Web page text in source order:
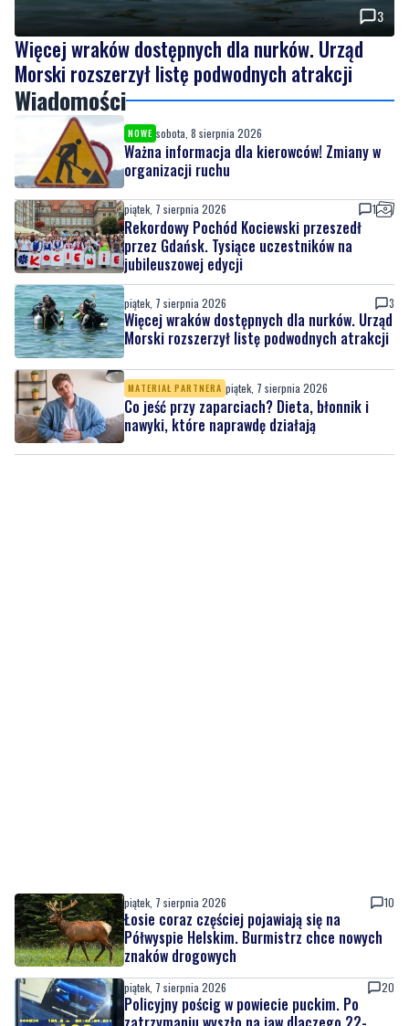
3
Więcej wraków dostępnych dla nurków. Urząd
Morski rozszerzył listę podwodnych atrakcji
Wiadomości
NOWE sobota, 8 sierpnia 2026
Ważna informacja dla kierowców! Zmiany w
organizacji ruchu
piątek, 7 sierpnia 2026 1
Rekordowy Pochód Kociewski przeszedł
przez Gdańsk. Tysiące uczestników na
jubileuszowej edycji
piątek, 7 sierpnia 2026 3
Więcej wraków dostępnych dla nurków. Urząd
Morski rozszerzył listę podwodnych atrakcji
MATERIAŁ PARTNERA piątek, 7 sierpnia 2026
Co jeść przy zaparciach? Dieta, błonnik i
nawyki, które naprawdę działają
piątek, 7 sierpnia 2026 10
Łosie coraz częściej pojawiają się na
Półwyspie Helskim. Burmistrz chce nowych
znaków drogowych
piątek, 7 sierpnia 2026 20
Policyjny pościg w powiecie puckim. Po